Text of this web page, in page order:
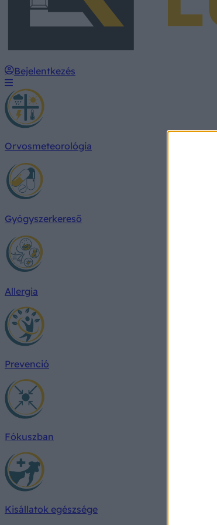
Bejelentkezés
Orvosmeteorológia
Gyógyszerkereső
Allergia
Prevenció
Fókuszban
Kisállatok egészsége